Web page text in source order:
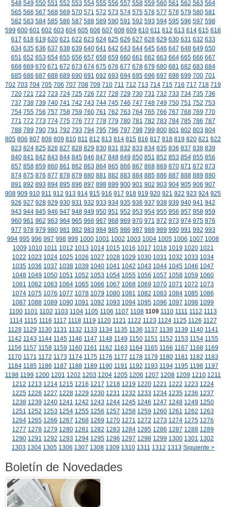
548 549 550 551 552 553 554 555 556 557 558 559 560 561 562 563 564
565 566 567 568 569 570 571 572 573 574 575 576 577 578 579 580 581
582 583 584 585 586 587 588 589 590 591 592 593 594 595 596 597 598
599 600 601 602 603 604 605 606 607 608 609 610 611 612 613 614 615 616
617 618 619 620 621 622 623 624 625 626 627 628 629 630 631 632 633
634 635 636 637 638 639 640 641 642 643 644 645 646 647 648 649 650
651 652 653 654 655 656 657 658 659 660 661 662 663 664 665 666 667
668 669 670 671 672 673 674 675 676 677 678 679 680 681 682 683 684
685 686 687 688 689 690 691 692 693 694 695 696 697 698 699 700 701
702 703 704 705 706 707 708 709 710 711 712 713 714 715 716 717 718 719
720 721 722 723 724 725 726 727 728 729 730 731 732 733 734 735 736
737 738 739 740 741 742 743 744 745 746 747 748 749 750 751 752 753
754 755 756 757 758 759 760 761 762 763 764 765 766 767 768 769 770
771 772 773 774 775 776 777 778 779 780 781 782 783 784 785 786 787
788 789 790 791 792 793 794 795 796 797 798 799 800 801 802 803 804
805 806 807 808 809 810 811 812 813 814 815 816 817 818 819 820 821 822
823 824 825 826 827 828 829 830 831 832 833 834 835 836 837 838 839
840 841 842 843 844 845 846 847 848 849 850 851 852 853 854 855 856
857 858 859 860 861 862 863 864 865 866 867 868 869 870 871 872 873
874 875 876 877 878 879 880 881 882 883 884 885 886 887 888 889 890
891 892 893 894 895 896 897 898 899 900 901 902 903 904 905 906 907
908 909 910 911 912 913 914 915 916 917 918 919 920 921 922 923 924 925
926 927 928 929 930 931 932 933 934 935 936 937 938 939 940 941 942
943 944 945 946 947 948 949 950 951 952 953 954 955 956 957 958 959
960 961 962 963 964 965 966 967 968 969 970 971 972 973 974 975 976
977 978 979 980 981 982 983 984 985 986 987 988 989 990 991 992 993
994 995 996 997 998 999 1000 1001 1002 1003 1004 1005 1006 1007 1008
1009 1010 1011 1012 1013 1014 1015 1016 1017 1018 1019 1020 1021
1022 1023 1024 1025 1026 1027 1028 1029 1030 1031 1032 1033 1034
1035 1036 1037 1038 1039 1040 1041 1042 1043 1044 1045 1046 1047
1048 1049 1050 1051 1052 1053 1054 1055 1056 1057 1058 1059 1060
1061 1062 1063 1064 1065 1066 1067 1068 1069 1070 1071 1072 1073
1074 1075 1076 1077 1078 1079 1080 1081 1082 1083 1084 1085 1086
1087 1088 1089 1090 1091 1092 1093 1094 1095 1096 1097 1098 1099
1100 1101 1102 1103 1104 1105 1106 1107 1108 1109 1110 1111 1112 1113
1114 1115 1116 1117 1118 1119 1120 1121 1122 1123 1124 1125 1126 1127
1128 1129 1130 1131 1132 1133 1134 1135 1136 1137 1138 1139 1140 1141
1142 1143 1144 1145 1146 1147 1148 1149 1150 1151 1152 1153 1154 1155
1156 1157 1158 1159 1160 1161 1162 1163 1164 1165 1166 1167 1168 1169
1170 1171 1172 1173 1174 1175 1176 1177 1178 1179 1180 1181 1182 1183
1184 1185 1186 1187 1188 1189 1190 1191 1192 1193 1194 1195 1196 1197
1198 1199 1200 1201 1202 1203 1204 1205 1206 1207 1208 1209 1210 1211
1212 1213 1214 1215 1216 1217 1218 1219 1220 1221 1222 1223 1224
1225 1226 1227 1228 1229 1230 1231 1232 1233 1234 1235 1236 1237
1238 1239 1240 1241 1242 1243 1244 1245 1246 1247 1248 1249 1250
1251 1252 1253 1254 1255 1256 1257 1258 1259 1260 1261 1262 1263
1264 1265 1266 1267 1268 1269 1270 1271 1272 1273 1274 1275 1276
1277 1278 1279 1280 1281 1282 1283 1284 1285 1286 1287 1288 1289
1290 1291 1292 1293 1294 1295 1296 1297 1298 1299 1300 1301 1302
1303 1304 1305 1306 1307 1308 1309 1310 1311 1312 1313 Siguiente >
Boletín de Novedades